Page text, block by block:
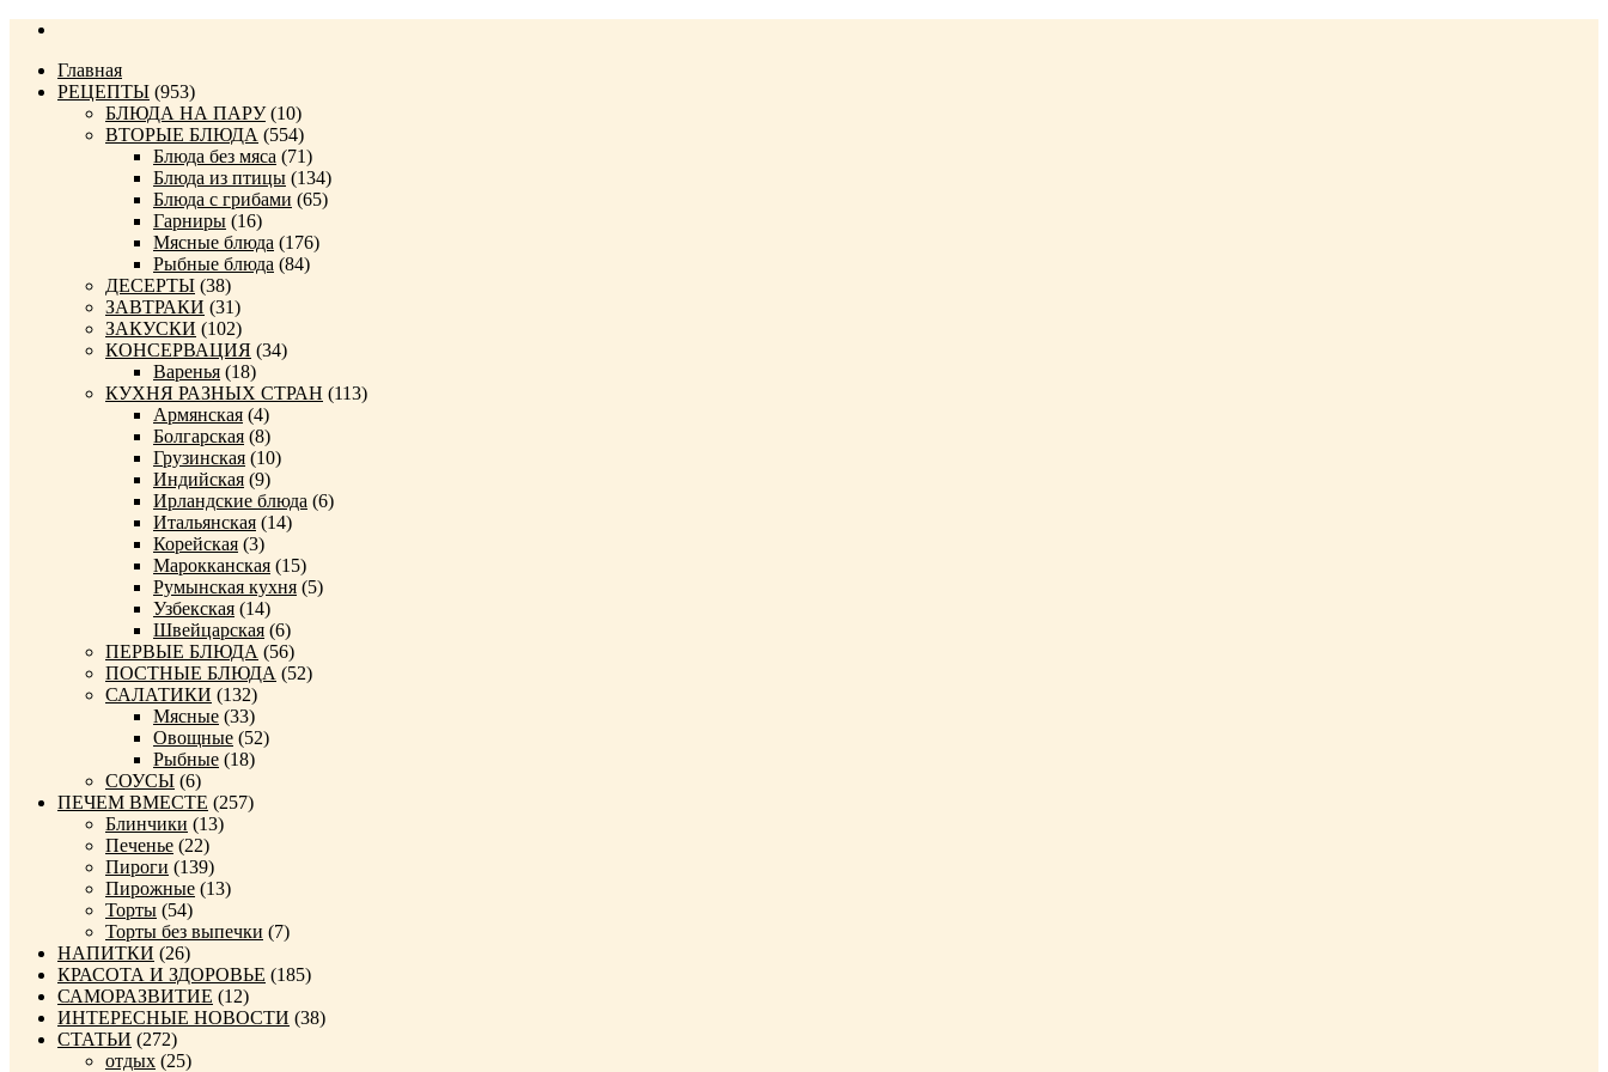
Главная
РЕЦЕПТЫ (953)
БЛЮДА НА ПАРУ(10)
ВТОРЫЕ БЛЮДА (554)
Блюда без мяса (71)
Блюда из птицы (134)
Блюда с грибами (65)
Гарниры (16)
Мясные блюда (176)
Рыбные блюда (84)
ДЕСЕРТЫ (38)
ЗАВТРАКИ (31)
ЗАКУСКИ (102)
КОНСЕРВАЦИЯ (34)
Варенья (18)
КУХНЯ РАЗНЫХ СТРАН (113)
Армянская (4)
Болгарская (8)
Грузинская (10)
Индийская (9)
Ирландские блюда (6)
Итальянская (14)
Корейская (3)
Марокканская (15)
Румынская кухня (5)
Узбекская (14)
Швейцарская (6)
ПЕРВЫЕ БЛЮДА (56)
ПОСТНЫЕ БЛЮДА (52)
САЛАТИКИ (132)
Мясные (33)
Овощные (52)
Рыбные (18)
СОУСЫ (6)
ПЕЧЕМ ВМЕСТЕ (257)
Блинчики (13)
Печенье (22)
Пироги (139)
Пирожные (13)
Торты (54)
Торты без выпечки (7)
НАПИТКИ (26)
КРАСОТА И ЗДОРОВЬЕ (185)
САМОРАЗВИТИЕ (12)
ИНТЕРЕСНЫЕ НОВОСТИ (38)
СТАТЬИ (272)
отдых (25)